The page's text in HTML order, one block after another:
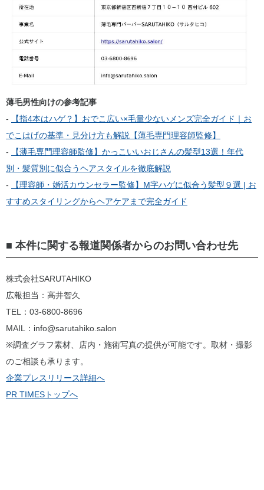
薄毛男性向けの参考記事
-
【指4本はハゲ？】おでこ広い×毛量少ないメンズ完全ガイド｜お
でこはげの基準・見分け方も解説【薄毛専門理容師監修】
-
【薄毛専門理容師監修】かっこいいおじさんの髪型13選！年代
別・髪質別に似合うヘアスタイルを徹底解説
-
【理容師・婚活カウンセラー監修】M字ハゲに似合う髪型９選 | お
すすめスタイリングからヘアケアまで完全ガイド
■ 本件に関する報道関係者からのお問い合わせ先
株式会社SARUTAHIKO
広報担当：高井智久
TEL：03-6800-8696
MAIL：info@sarutahiko.salon
※調査グラフ素材、店内・施術写真の提供が可能です。取材・撮影
のご相談も承ります。
企業プレスリリース詳細へ
PR TIMESトップへ